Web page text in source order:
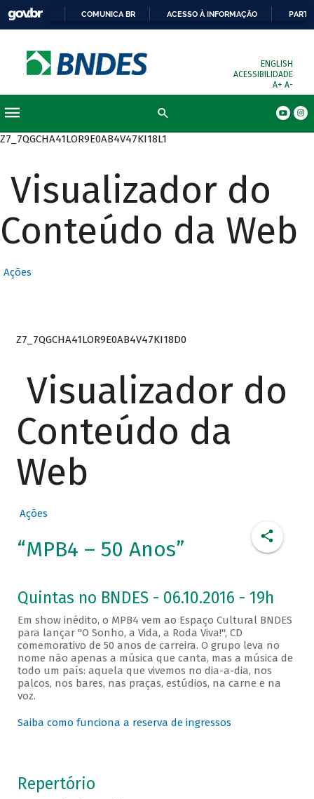
COMUNICA BR ACESSO À INFORMAÇÃO
ENGLISH
ACESSIBILIDADE
A+ A-
Z7_7QGCHA41LOR9E0AB4V47KI18L1
Visualizador do
Conteúdo da Web
Ações
Z7_7QGCHA41LOR9E0AB4V47KI18D0
Visualizador do
Conteúdo da
Web
Ações
“MPB4 – 50 Anos”
Quintas no BNDES - 06.10.2016 - 19h
Em show inédito, o MPB4 vem ao Espaço Cultural BNDES
para lançar "O Sonho, a Vida, a Roda Viva!", CD
comemorativo de 50 anos de carreira. O grupo leva no
nome não apenas a música que canta, mas a música de
todo um país: aquela que vivemos no dia-a-dia, nos
palcos, nos bares, nas praças, estúdios, na carne e na
voz.
Saiba como funciona a reserva de ingressos
Repertório